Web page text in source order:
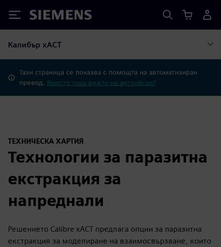
Siemens
Калибър xACT
Тази страница се показва с помощта на автоматизиран
превод. Вместо това вижте на английски?
ТЕХНИЧЕСКА ХАРТИЯ
Технологии за паразитна
екстракция за
напреднали
Решението Calibre xACT предлага опции за паразитна
екстракция за моделиране на взаимосвързване, които